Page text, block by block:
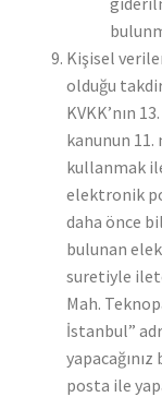
Kişisel
olduğu
KVKK’nın
kanunun 11.
kullanmak
elektronik
daha önce
bulunan
suretiyle
Mah.
İstanbul”
posta ile